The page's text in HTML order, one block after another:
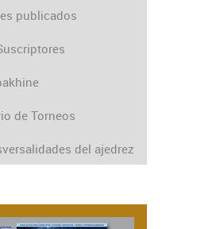
publicados
de Torneos
del ajedrez